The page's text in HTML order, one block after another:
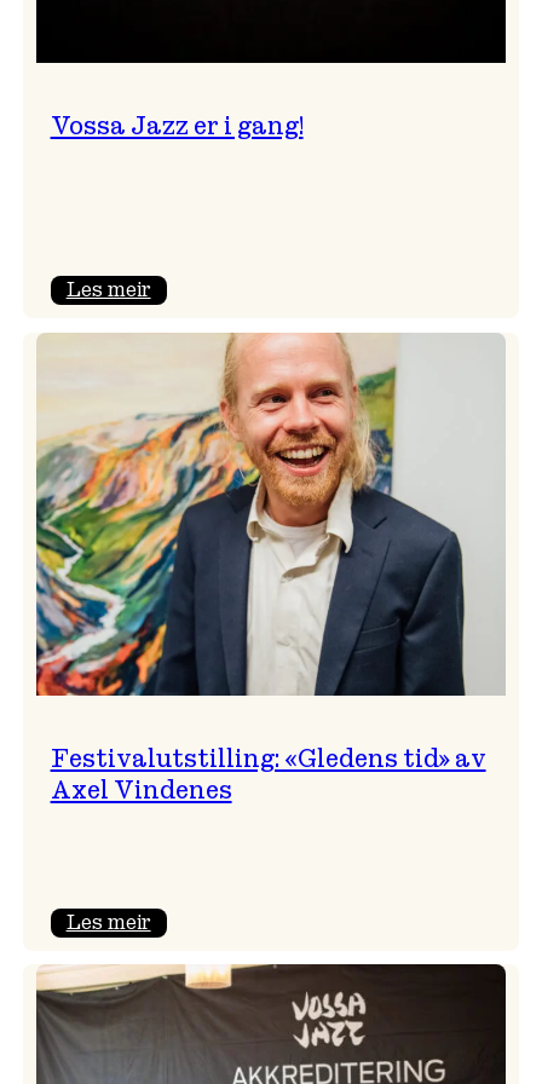
Vossa Jazz er i gang!
Les meir:
gang!
Festivalutstilling: «Gledens tid» av
Axel Vindenes
Les meir:
«Gledens